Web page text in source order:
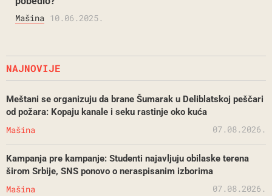
Mašina 10.06.2025.
NAJNOVIJE
Meštani se organizuju da brane Šumarak u Deliblatskoj peščari
od požara: Kopaju kanale i seku rastinje oko kuća
Mašina 07.08.2026.
Kampanja pre kampanje: Studenti najavljuju obilaske terena
širom Srbije, SNS ponovo o neraspisanim izborima
Mašina 07.08.2026.